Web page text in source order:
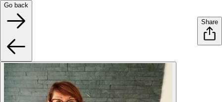
Go back
Share